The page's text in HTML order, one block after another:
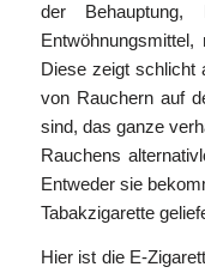
der Behauptung,
Diese zeigt schlicht
von Rauchern auf
sind, das ganze
Rauchens
Entweder sie
Tabakzigarette
Hier ist die E-